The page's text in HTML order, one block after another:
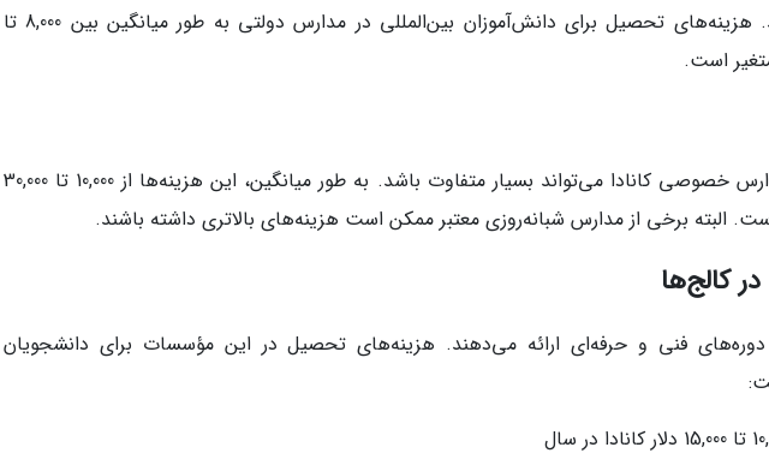
باید شهریه پرداخت کنند. هزینه‌های تحصیل برای دانش‌آموزان بین‌المللی در مدارس دولتی به طور میانگین بین 8,000 تا
هزینه‌های تحصیل در مدارس خصوصی کانادا می‌تواند بسیار متفاوت باشد. به طور میانگین، این هزینه‌ها از 10,000 تا 30,000
است. البته برخی از مدارس شبانه‌روزی معتبر ممکن است هزینه‌های بالاتری داشته باشند.
کالج‌ها
دوره‌های فنی و حرفه‌ای ارائه می‌دهند. هزینه‌های تحصیل در این مؤسسات برای دانشجویان